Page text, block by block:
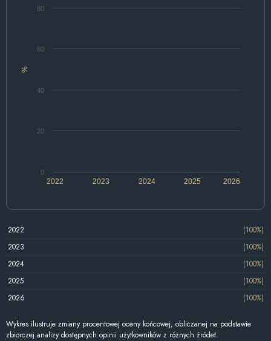
%
2022 2024 2026
2023 2025
0
20
40
60
80
2022
(100%)
2023
(100%)
2024
(100%)
2025
(100%)
2026
(100%)
Wykres ilustruje zmiany procentowej oceny końcowej, obliczanej na podstawie
zbiorczej analizy dostępnych opinii użytkowników z różnych źródeł.